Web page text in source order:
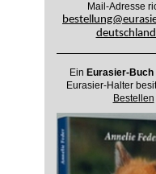
Mail-Adresse
Ein Eurasier-Buch
Eurasier-Halter
Bestellen